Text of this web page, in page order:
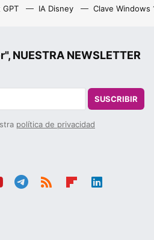
GPT IA Disney Clave Windows
NUESTRA NEWSLETTER
SUSCRIBIR
política de privacidad